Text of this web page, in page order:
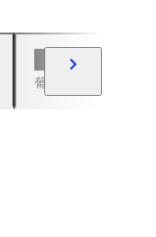
葡萄酒及烈性酒